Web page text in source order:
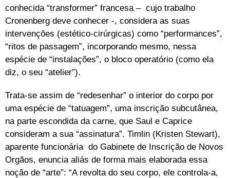
conhecida “transformer” francesa – cujo trabalho
Cronenberg deve conhecer -, considera as suas
intervenções (estético-cirúrgicas) como “performances”,
“ritos de passagem”, incorporando mesmo, nessa
espécie de “instalações”, o bloco operatório (como ela
diz, o seu “atelier”).
Trata-se assim de “redesenhar” o interior do corpo por
uma espécie de “tatuagem”, uma inscrição subcutânea,
na parte escondida da carne, que Saul e Caprice
consideram a sua “assinatura”. Timlin (Kristen Stewart),
aparente funcionária do Gabinete de Inscrição de Novos
Orgãos, enuncia aliás de forma mais elaborada essa
noção de “arte”: “A revolta do seu corpo, ele controla-a,